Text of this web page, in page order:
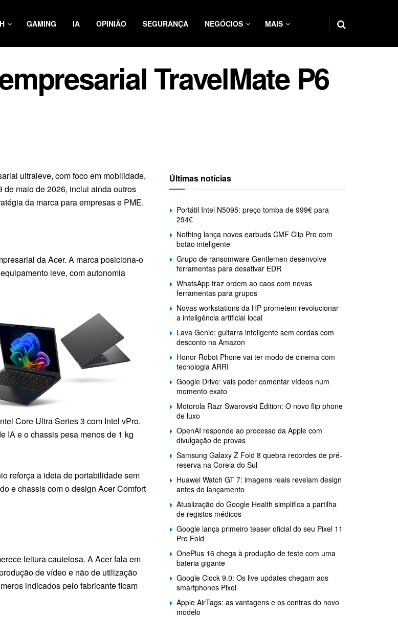
GAMING IA OPINIÃO SEGURANÇA NEGÓCIOS MAIS
TravelMate P6
ultraleve, com foco em mobilidade,
maio de 2026, inclui ainda outros
da marca para empresas e PME.
da Acer. A marca posiciona-o
leve, com autonomia
Core Ultra Series 3 com Intel vPro.
IA e o chassis pesa menos de 1 kg
reforça a ideia de portabilidade sem
e chassis com o design Acer Comfort
leitura cautelosa. A Acer fala em
de vídeo e não de utilização
indicados pelo fabricante ficam
Últimas notícias
Portátil Intel N5095: preço tomba de 999€ para
294€
Nothing lança novos earbuds CMF Clip Pro com
botão inteligente
Grupo de ransomware Gentlemen desenvolve
ferramentas para desativar EDR
WhatsApp traz ordem ao caos com novas
ferramentas para grupos
Novas workstations da HP prometem revolucionar
a inteligência artificial local
Lava Genie: guitarra inteligente sem cordas com
desconto na Amazon
Honor Robot Phone vai ter modo de cinema com
tecnologia ARRI
Google Drive: vais poder comentar vídeos num
momento exato
Motorola Razr Swarovski Edition: O novo flip phone
de luxo
OpenAI responde ao processo da Apple com
divulgação de provas
Samsung Galaxy Z Fold 8 quebra recordes de pré-
reserva na Coreia do Sul
Huawei Watch GT 7: imagens reais revelam design
antes do lançamento
Atualização do Google Health simplifica a partilha
de registos médicos
Google lança primeiro teaser oficial do seu Pixel 11
Pro Fold
OnePlus 16 chega à produção de teste com uma
bateria gigante
Google Clock 9.0: Os live updates chegam aos
smartphones Pixel
Apple AirTags: as vantagens e os contras do novo
modelo